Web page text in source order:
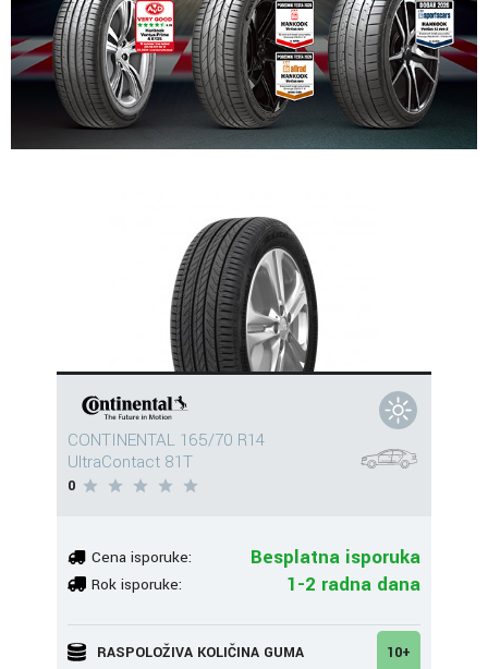
CONTINENTAL 165/70 R14
UltraContact 81T
0
Cena isporuke: Besplatna isporuka
Rok isporuke: 1-2 radna dana
RASPOLOŽIVA KOLIČINA GUMA 10+